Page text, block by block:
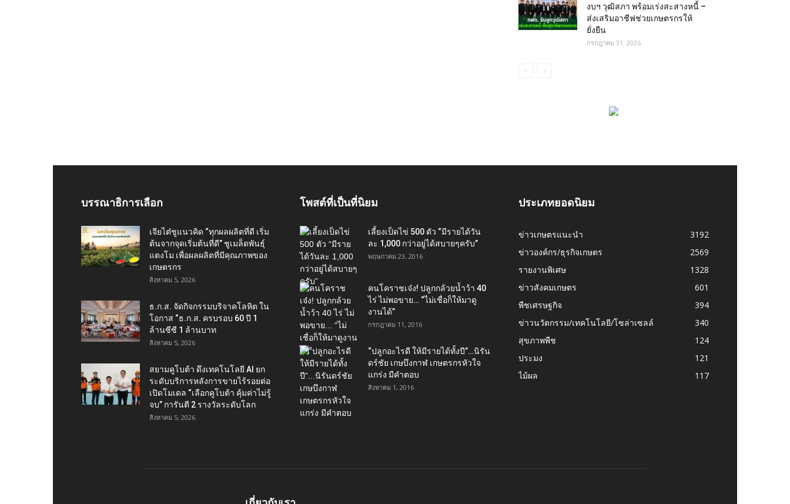
งบฯ วุฒิสภา พร้อมเร่งสะสางหนี้ –
ส่งเสริมอาชีฟช่วยเกษตรกรให้
ยั่งยืน
กรกฎาคม 31, 2026
บรรณาธิการเลือก
เจียไต๋ชูแนวคิด “ทุกผลผลิตที่ดี เริ่ม
ต้นจากจุดเริ่มต้นที่ดี” ชูเมล็ดพันธุ์
แตงโม เพื่อผลผลิตที่มีคุณภาพของ
เกษตรกร
สิงหาคม 5, 2026
ธ.ก.ส. จัดกิจกรรมบริจาคโลหิต ใน
โอกาส “ธ.ก.ส. ครบรอบ 60 ปี 1
ล้านซีซี 1 ล้านบาท
สิงหาคม 5, 2026
สยามคูโบต้า ดึงเทคโนโลยี AI ยก
ระดับบริการหลังการขายไร้รอยต่อ
เปิดโมเดล “เลือกคูโบต้า คุ้มค่าไม่รู้
จบ” การันตี 2 รางวัลระดับโลก
สิงหาคม 5, 2026
โพสต์ที่เป็นที่นิยม
เลี้ยงเป็ดไข่ 500 ตัว “มีรายได้วัน
ละ 1,000 กว่าอยู่ได้สบายๆครับ”
พฤษภาคม 23, 2016
คนโคราชเจ๋ง! ปลูกกล้วยน้ำว้า 40
ไร่ ไม่พอขาย… “ไม่เชื่อก็ให้มาดู
งานได้”‬
กรกฎาคม 11, 2016
“ปลูกอะไรดี ให้มีรายได้ทั้งปี”…นิรัน
ดร์ชัย เกษบึงกาฬ เกษตรกรหัวใจ
แกร่ง มีคำตอบ
สิงหาคม 1, 2016
ประเภทยอดนิยม
ข่าวเกษตรแนะนำ
3192
ข่าวองค์กร/ธุรกิจเกษตร
2569
รายงานพิเศษ
1328
ข่าวสังคมเกษตร
601
พืชเศรษฐกิจ
394
ข่าวนวัตกรรม/เทคโนโลยี/โซล่าเซลล์
340
สุขภาพพืช
124
ประมง
121
ไม้ผล
117